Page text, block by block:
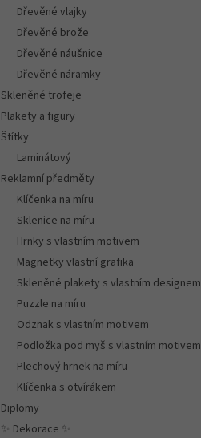
Dřevěné vlajky
Dřevěné brože
Dřevěné náušnice
Dřevěné náramky
Skleněné trofeje
Plakety a figury
Štítky
Laminátový
Reklamní předměty
Klíčenka na míru
Sklenice na míru
Hrnky s vlastním motivem
Magnetky vlastní grafika
Skleněné plakety s vlastním designem
Puzzle na míru
Odznak s vlastním motivem
Podložka pod myš s vlastním motivem
Plechový hrnek na míru
Klíčenka s otvírákem
Diplomy
✨ Dekorace ✨